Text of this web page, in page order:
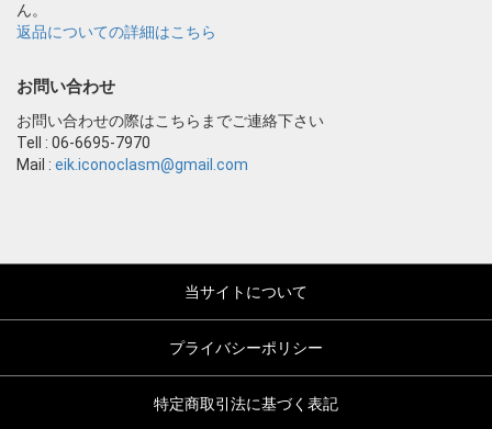
ん。
返品についての詳細はこちら
お問い合わせ
お問い合わせの際はこちらまでご連絡下さい
Tell : 06-6695-7970
Mail : eik.iconoclasm@gmail.com
当サイトについて
プライバシーポリシー
特定商取引法に基づく表記